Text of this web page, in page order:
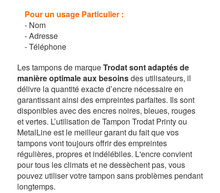
Pour un usage Particulier :
- Nom
-Adresse
-Téléphone
Les tampons de marqueTrodat sont adaptés de
manière optimale aux besoinsdes utilisateurs, il
délivre la quantité exacte d’encre nécessaire en
garantissant ainsi des empreintes parfaites. Ils sont
disponibles avec des encres noires, bleues, rouges
et vertes. L’utilisation de Tampon Trodat Printy ou
MetalLine est le meilleur garant du fait que vos
tampons vont toujours offrir des empreintes
régulières, propres et indélébiles. L'encre convient
pour tous les climats et ne dessèchent pas, vous
pouvez utiliser votre tampon sans problèmes pendant
longtemps.